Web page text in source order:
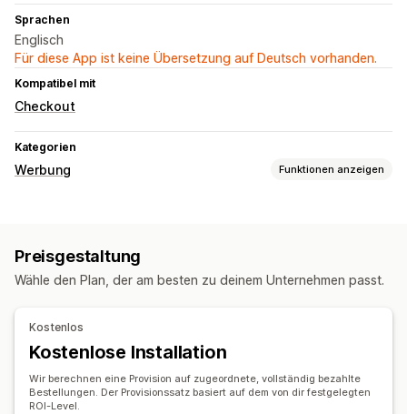
Sprachen
Englisch
Für diese App ist keine Übersetzung auf Deutsch vorhanden.
Kompatibel mit
Checkout
Kategorien
Werbung Funktionen anzeigen
Kampagnenmanagement
Leistungsanalyse
UTM-Zuordnung
Preisgestaltung
Wähle den Plan, der am besten zu deinem Unternehmen passt.
Kostenlos
Kostenlose Installation
Wir berechnen eine Provision auf zugeordnete, vollständig bezahlte
Bestellungen. Der Provisionssatz basiert auf dem von dir festgelegten
ROI-Level.